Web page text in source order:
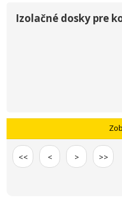
Izolačné dosky pre
<< < > >>